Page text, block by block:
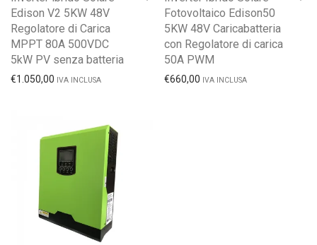
Edison V2 5KW 48V
Regolatore di Carica
MPPT 80A 500VDC
5kW PV senza batteria
€1.050,00 IVA INCLUSA
Fotovoltaico Edison50
5KW 48V Caricabatteria
con Regolatore di carica
50A PWM
€660,00 IVA INCLUSA